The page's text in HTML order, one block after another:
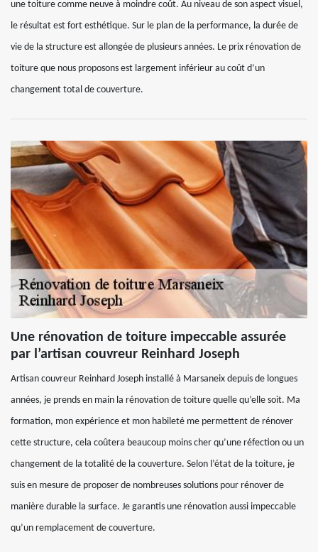
une toiture comme neuve à moindre coût. Au niveau de son aspect visuel,
le résultat est fort esthétique. Sur le plan de la performance, la durée de
vie de la structure est allongée de plusieurs années. Le prix rénovation de
toiture que nous proposons est largement inférieur au coût d’un
changement total de couverture.
Une rénovation de toiture impeccable assurée
par l’artisan couvreur Reinhard Joseph
Artisan couvreur Reinhard Joseph installé à Marsaneix depuis de longues
années, je prends en main la rénovation de toiture quelle qu’elle soit. Ma
formation, mon expérience et mon habileté me permettent de rénover
cette structure, cela coûtera beaucoup moins cher qu’une réfection ou un
changement de la totalité de la couverture. Selon l’état de la toiture, je
suis en mesure de proposer de nombreuses solutions pour rénover de
manière durable la surface. Je garantis une rénovation aussi impeccable
qu’un remplacement de couverture.